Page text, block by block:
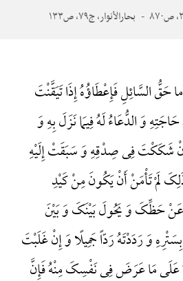
بحارالأنوار، ج۷۹، ص۱۳۳
حَقُّ السَّائِلِ فَإِعْطَاؤُهُ إِذَا تَیَقَّنْتَ
وَ الدُّعَاءُ لَهُ فِیمَا نَزَلَ بِهِ وَ
إِنْ شَکَکْتَ فِی صِدْقِهِ وَ سَبَقَتْ إِلَیْهِ
لَمْ تَأْمَنْ أَنْ یَکُونَ مِنْ کَیْدِ
حَظِّکَ وَ یَحُولَ بَیْنَکَ وَ بَیْنَ
وَ رَدَدْتَهُ رَدّاً جَمِیلًا وَ إِنْ غَلَبْتَ
عَلَی مَا عَرَضَ فِی نَفْسِکَ مِنْهُ فَإِنَّ